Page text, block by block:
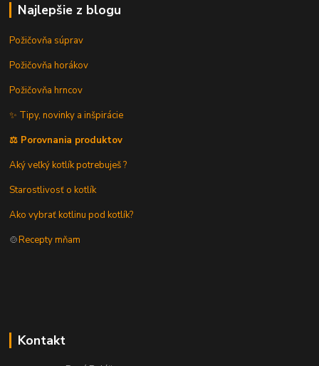
Najlepšie z blogu
Požičovňa súprav
Požičovňa horákov
Požičovňa hrncov
✨ Tipy, novinky a inšpirácie
⚖️ Porovnania produktov
Aký veľký kotlík potrebuješ ?
Starostlivosť o kotlík
Ako vybrať kotlinu pod kotlík?
🍲Recepty mňam
Kontakt